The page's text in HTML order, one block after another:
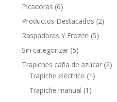
Picadoras (6)
Productos Destacados (2)
Raspadoras Y Frozen (5)
Sin categorizar (5)
Trapiches caña de azúcar (2)
Trapiche eléctrico (1)
Trapiche manual (1)